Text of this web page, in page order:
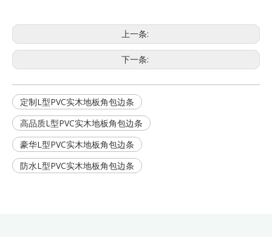
上一条:
下一条:
定制L型PVC实木地板角包边条
高品质L型PVC实木地板角包边条
豪华L型PVC实木地板角包边条
防水L型PVC实木地板角包边条